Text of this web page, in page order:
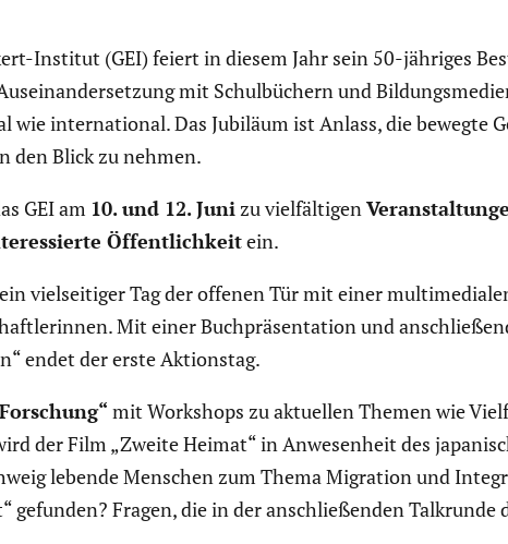
Institut (GEI) feiert in diesem Jahr sein 50-jähriges
mit Schul­bü­chern und
inter­na­tional. Das Jubiläum ist Anlass, die bewegte
den Blick zu nehmen.
GEI am 10. und 12. Juni zu vielfäl­tigen
Öffent­lich­keitein.
vielsei­tiger Tag der offenen Tür mit einer
Mit einer Buchprä­sen­ta­tion und
endet der erste Aktionstag.
mit Workshops zu aktuellen Themen wie
der Film „Zweite Heimat“ in Anwesen­heit des
lebende Menschen zum Thema Migration und
gefunden? Fragen, die in der anschlie­ßenden